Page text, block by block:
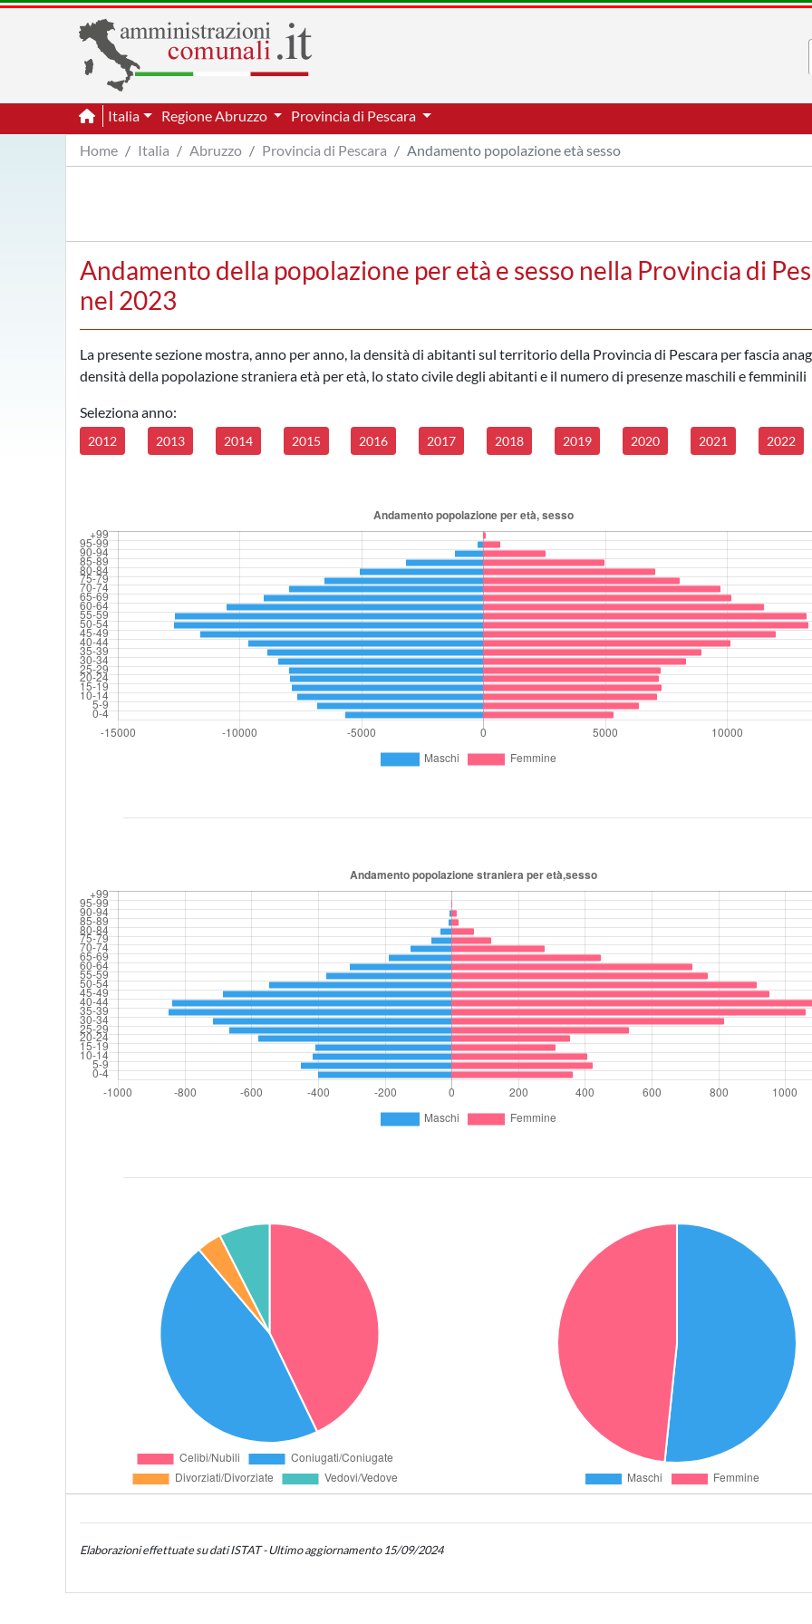
Italia Regione Abruzzo
Provincia di Pescara
Home
Italia Abruzzo Provincia di Pescara Andamento popolazione età sesso
Andamento della popolazione per età e sesso nella Provincia di
nel 2023
La presente sezione mostra, anno per anno, la densità di abitanti sul territorio della Provincia di Pescara per fascia
densità della popolazione straniera età per età, lo stato civile degli abitanti e il numero di presenze maschili e femminili
Seleziona anno:
2012 2013 2014 2015 2016 2017 2018 2019 2020 2021 2022
Elaborazioni effettuate su dati ISTAT - Ultimo aggiornamento 15/09/2024